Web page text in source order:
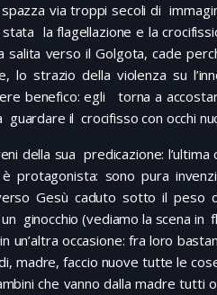
via troppi secoli di
la flagellazione e la
verso il Golgota, cade
strazio della violenza su
benefico: egli torna a
guardare il crocifisso con occhi
della sua predicazione: l’ultima
protagonista: sono pura
Gesù caduto sotto il peso
ginocchio (vediamo la scena in
un’altra occasione: fra loro
madre, faccio nuove tutte le
che vanno dalla madre tutti